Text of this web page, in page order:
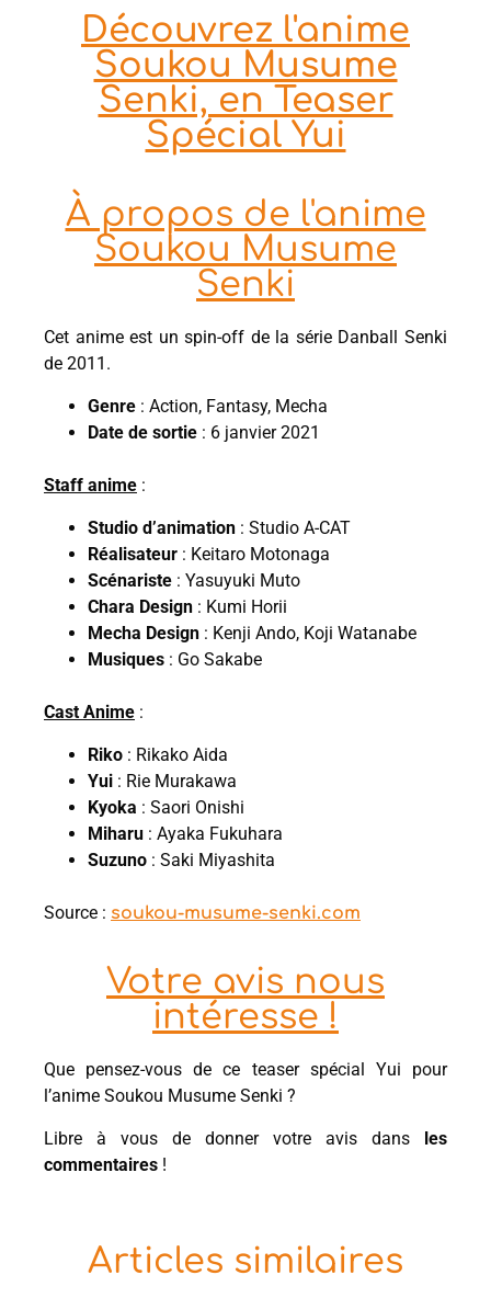
Découvrez l'anime
Soukou Musume
Senki, en Teaser
Spécial Yui
À propos de l'anime
Soukou Musume
Senki
Cet anime est un spin-off de la série Danball Senki
de 2011.
Genre : Action, Fantasy, Mecha
Date de sortie : 6 janvier 2021
Staff anime :
Studio d’animation : Studio A-CAT
Réalisateur : Keitaro Motonaga
Scénariste : Yasuyuki Muto
Chara Design : Kumi Horii
Mecha Design : Kenji Ando, Koji Watanabe
Musiques : Go Sakabe
Cast Anime :
Riko : Rikako Aida
Yui : Rie Murakawa
Kyoka : Saori Onishi
Miharu : Ayaka Fukuhara
Suzuno : Saki Miyashita
Source : soukou-musume-senki.com
Votre avis nous
intéresse !
Que pensez-vous de ce teaser spécial Yui pour
l’anime Soukou Musume Senki ?
Libre à vous de donner votre avis dans
les
commentaires !
Articles similaires